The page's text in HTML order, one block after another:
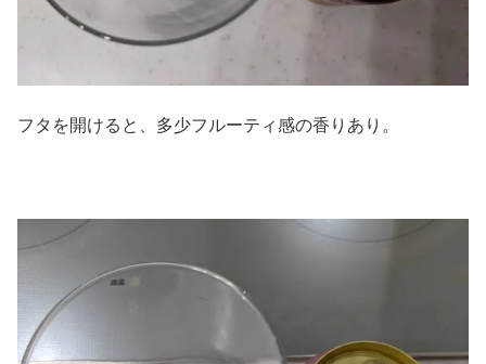
フタを開けると、多少フルーティ感の香りあり。